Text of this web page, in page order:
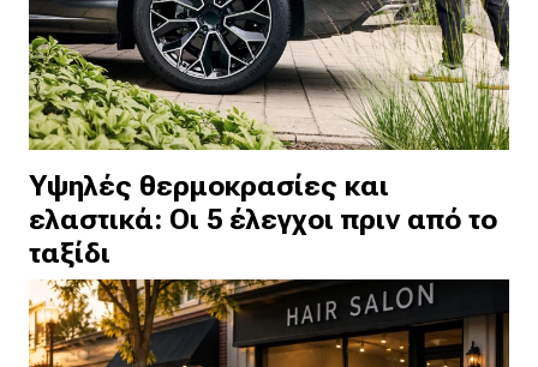
Yψηλές θερμοκρασίες και
ελαστικά: Οι 5 έλεγχοι πριν από το
ταξίδι